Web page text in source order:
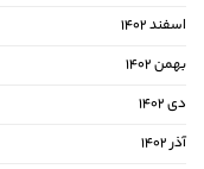
اسفند ۱۴۰۲
بهمن ۱۴۰۲
دی ۱۴۰۲
آذر ۱۴۰۲